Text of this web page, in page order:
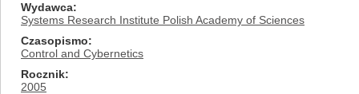
Wydawca
Systems Research Institute Polish Academy of Sciences
Czasopismo
Control and Cybernetics
Rocznik
2005